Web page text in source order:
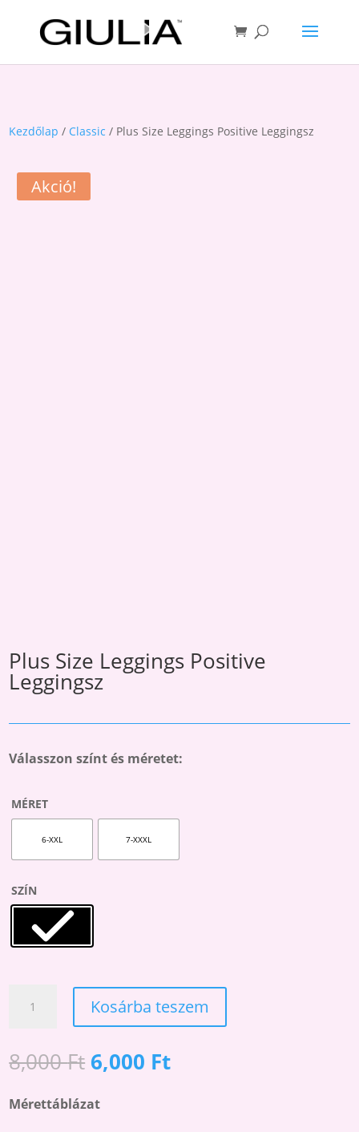
Kezdőlap / Classic / Plus Size Leggings Positive Leggingsz
Akció!
Plus Size Leggings Positive
Leggingsz
Válasszon színt és méretet:
MÉRET
6-XXL 7-XXXL
SZÍN
LEGGINGSZ
Kosárba teszem
8,000Ft Original
price
was:
8,000 Ft.
6,000 FtCurrent
price
Mérettáblázat